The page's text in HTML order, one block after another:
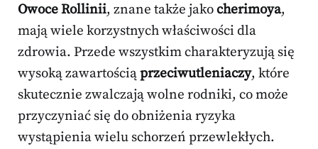
Owoce Rollinii, znane także jakocherimoya,
mają wiele korzystnych właściwości dla
zdrowia. Przede wszystkim charakteryzują się
wysoką zawartościąprzeciwutleniaczy, które
skutecznie zwalczają wolne rodniki, co może
przyczyniać się do obniżenia ryzyka
wystąpienia wielu schorzeń przewlekłych.